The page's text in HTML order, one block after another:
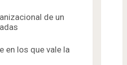
de un
en los que vale la